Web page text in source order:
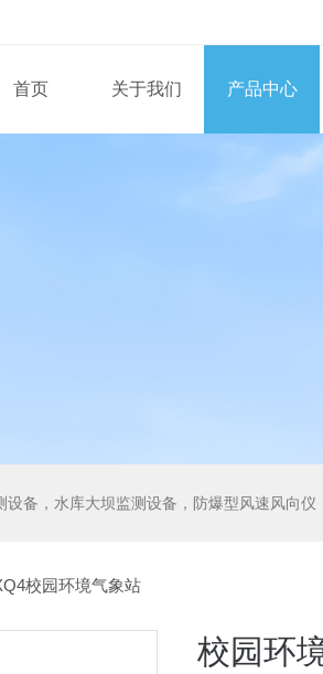
首页 关于我们 产品中心
备，水库大坝监测设备，防爆型风速风向仪
校园环境气象站
校园环